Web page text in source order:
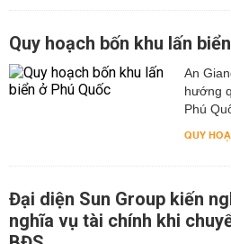
Quy hoạch bốn khu lấn
An
hướng
Phú
QUY
Đại diện Sun Group kiến
nghĩa vụ tài chính khi